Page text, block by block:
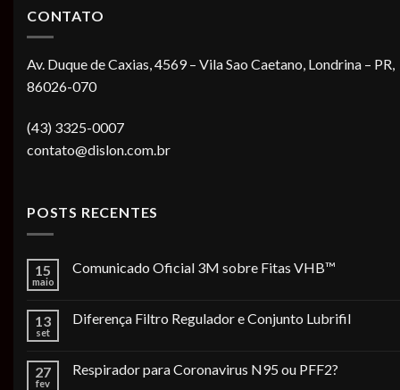
CONTATO
Av. Duque de Caxias, 4569 – Vila Sao Caetano, Londrina – PR,
86026-070
(43) 3325-0007
contato@dislon.com.br
POSTS RECENTES
15
maio
Comunicado Oficial 3M sobre Fitas VHB™
13
set
Diferença Filtro Regulador e Conjunto Lubrifil
27
fev
Respirador para Coronavirus N95 ou PFF2?